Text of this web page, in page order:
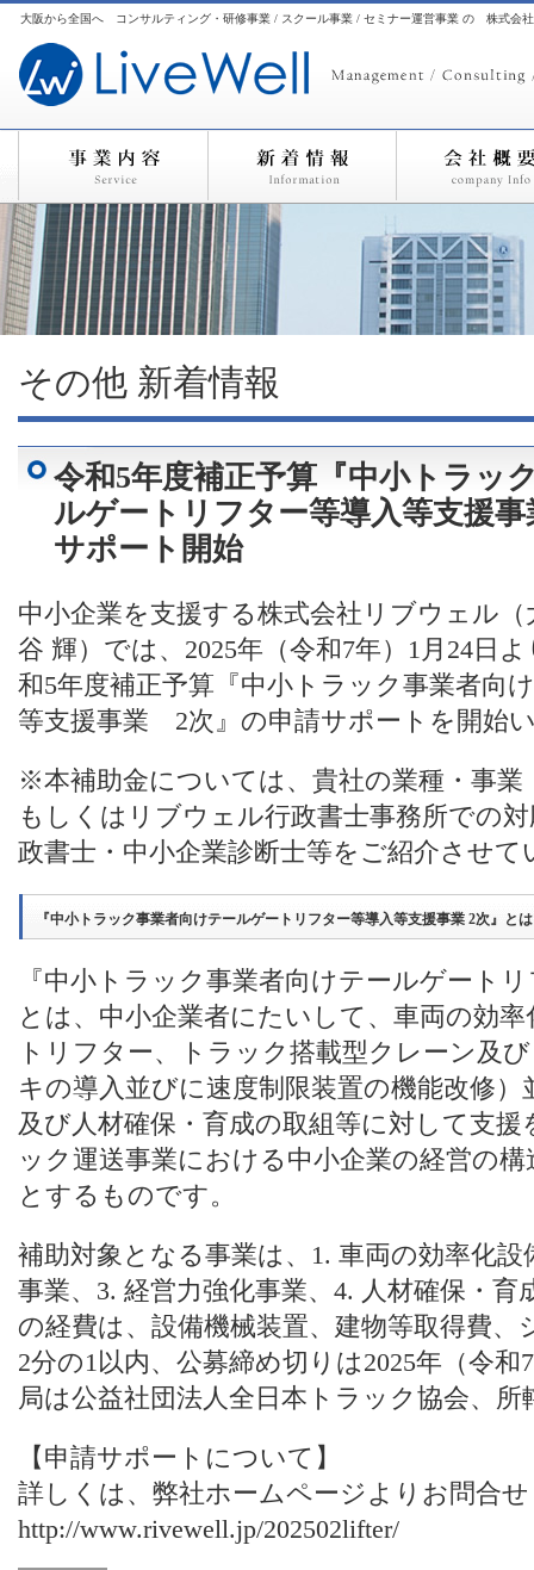
大阪から全国へ コンサルティング・研修事業 / スクール事業 / セミナー運営事業 の 株式会
その他 新着情報
令和5年度補正予算『中小トラッ
ルゲートリフター等導入等支援事
サポート開始
中小企業を支援する株式会社リブウェル
谷 輝）では、2025年（令和7年）1月24日
和5年度補正予算『中小トラック事業者向
等支援事業 2次』の申請サポートを開始
※本補助金については、貴社の業種・事業
もしくはリブウェル行政書士事務所での
政書士・中小企業診断士等をご紹介させ
『中小トラック事業者向けテールゲートリフター等導入等支援事業 2次』とは
『中小トラック事業者向けテールゲート
とは、中小企業者にたいして、車両の効
トリフター、トラック搭載型クレーン及
キの導入並びに速度制限装置の機能改修
及び人材確保・育成の取組等に対して支
ック運送事業における中小企業の経営の
とするものです。
補助対象となる事業は、1. 車両の効率化
事業、3. 経営力強化事業、4. 人材確保・
の経費は、設備機械装置、建物等取得費
2分の1以内、公募締め切りは2025年（令
局は公益社団法人全日本トラック協会、
【申請サポートについて】
詳しくは、 弊社ホームページよりお問合
http://www.rivewell.jp/202502lifter/